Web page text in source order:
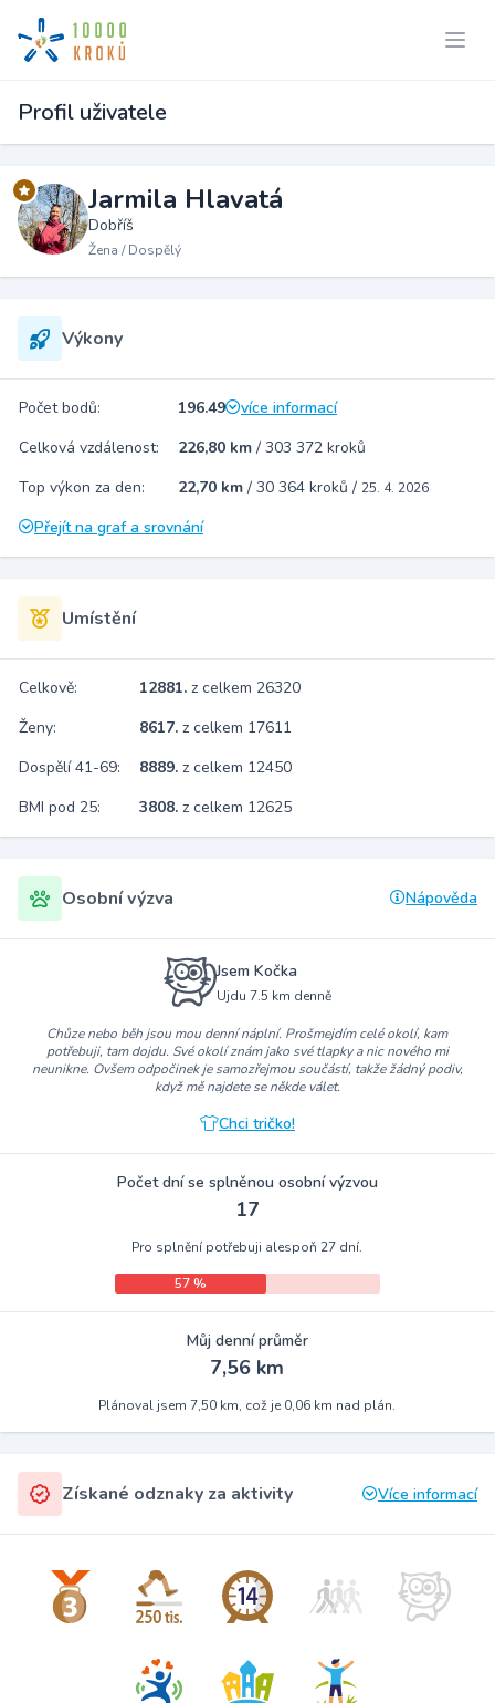
Profil uživatele
Jarmila Hlavatá
Dobříš
Žena / Dospělý
Výkony
Počet bodů: 196.49
více informací
Celková vzdálenost:
226,80 km / 303 372 kroků
Top výkon za den:
22,70 km / 30 364 kroků / 25. 4. 2026
Přejít na graf a srovnání
Umístění
Celkově: 12881. z celkem 26320
Ženy:
8617. z celkem 17611
Dospělí 41-69:
8889. z celkem 12450
BMI pod 25:
3808. z celkem 12625
Osobní výzva Nápověda
Jsem Kočka
Ujdu 7.5 km denně
Chůze nebo běh jsou mou denní náplní. Prošmejdím celé okolí, kam
potřebuji, tam dojdu. Své okolí znám jako své tlapky a nic nového mi
neunikne. Ovšem odpočinek je samozřejmou součástí, takže žádný podiv,
když mě najdete se někde válet.
Chci tričko!
Počet dní se splněnou osobní výzvou
17
Pro splnění potřebuji alespoň 27 dní.
57 %
Můj denní průměr
7,56 km
Plánoval jsem 7,50 km, což je 0,06 km nad plán.
Získané odznaky za aktivity Více informací